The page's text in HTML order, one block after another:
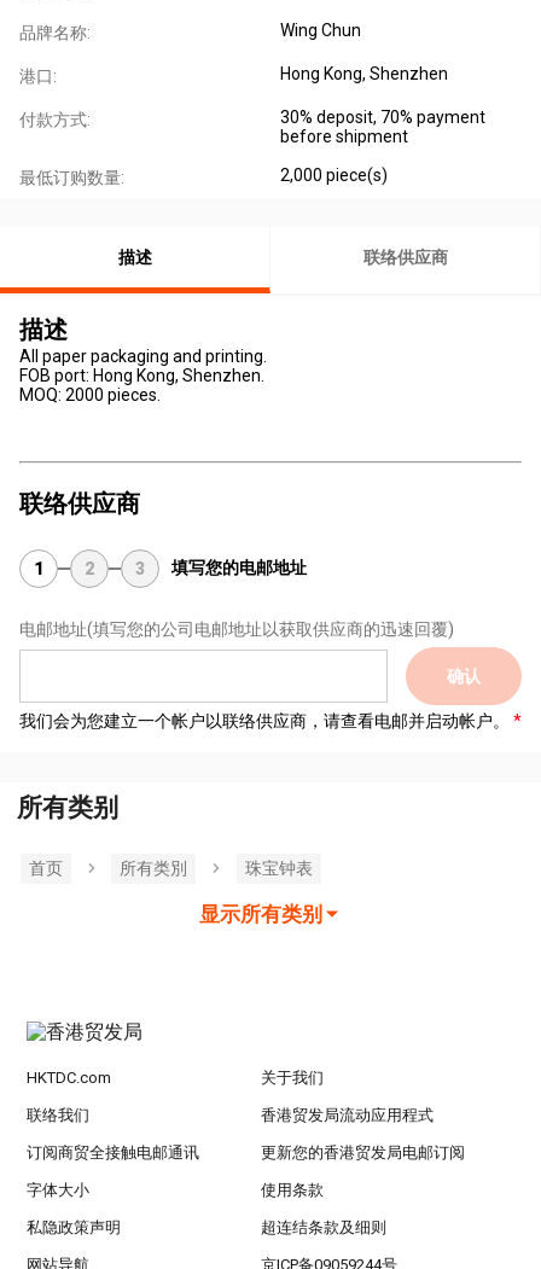
品牌名称: Wing Chun
港口: Hong Kong, Shenzhen
付款方式:
30% deposit, 70% payment
before shipment
最低订购数量: 2,000 piece(s)
描述 联络供应商
描述
All paper packaging and printing.
FOB port: Hong Kong, Shenzhen.
MOQ: 2000 pieces.
联络供应商
1 2 3 填写您的电邮地址
电邮地址(填写您的公司电邮地址以获取供应商的迅速回覆)
确认
我们会为您建立一个帐户以联络供应商，请查看电邮并启动帐户。
所有类别
首页 所有类別 珠宝钟表
显示所有类别
HKTDC.com 关于我们
联络我们 香港贸发局流动应用程式
订阅商贸全接触电邮通讯 更新您的香港贸发局电邮订阅
字体大小 使用条款
私隐政策声明 超连结条款及细则
网站导航 京ICP备09059244号